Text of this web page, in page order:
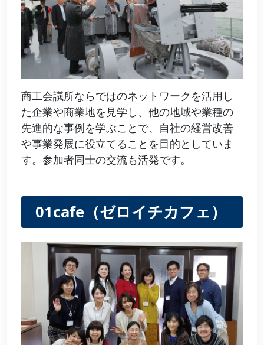
商工会議所ならではのネットワークを活用し
た企業や商業地を見学し、他の地域や業種の
先進的な事例を学ぶことで、自社の経営改善
や事業発展に役立てることを目的としていま
す。参加者同士の交流も活発です。
01cafe（ゼロイチカフェ）